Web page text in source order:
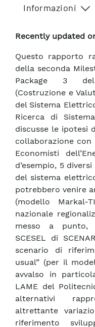
Informazioni
Recently updated
Questo rapporto
della seconda
Package 3 del
(Costruzione e
del Sistema
Ricerca di
discusse le ipotesi
collaborazione con
Economisti
d’esempio, 5
del sistema
potrebbero venire
(modello Markal-
nazionale
messo a punto,
SCESEL di
scenario di
usual” (per il
avvalso in
LAME del
alternativi
altrettante
riferimento